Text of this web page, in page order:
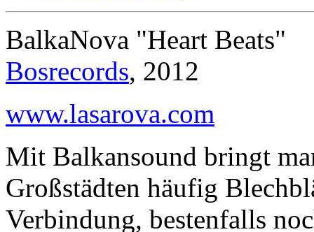
BalkaNova "Heart Beats"
Bosrecords, 2012
www.lasarova.com
Mit Balkansound bringt
Großstädten häufig
Verbindung, bestenfalls